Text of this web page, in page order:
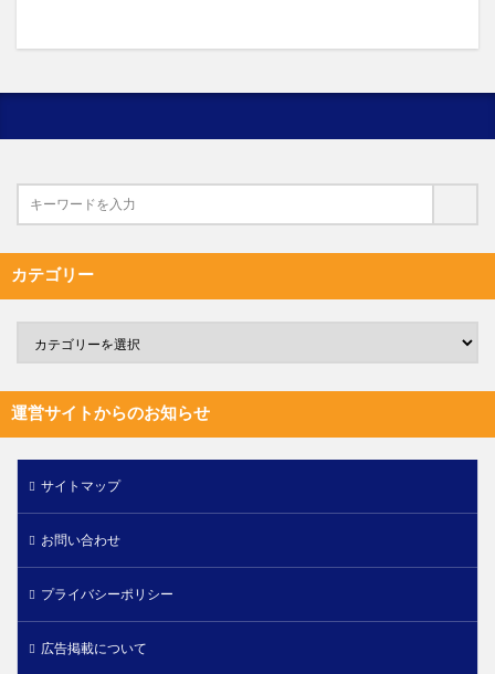
カテゴリー
運営サイトからのお知らせ
サイトマップ
お問い合わせ
プライバシーポリシー
広告掲載について